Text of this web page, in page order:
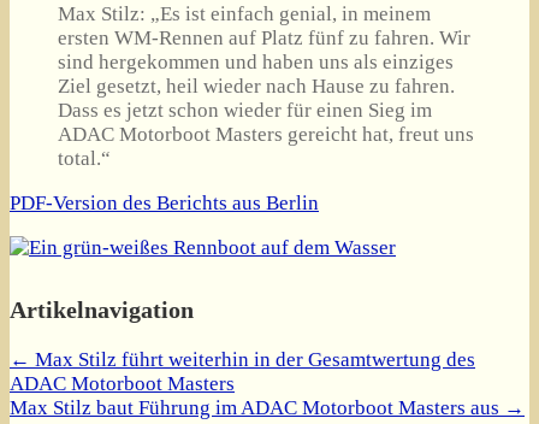
Max Stilz: „Es ist einfach genial, in meinem
ersten WM-Rennen auf Platz fünf zu fahren. Wir
sind hergekommen und haben uns als einziges
Ziel gesetzt, heil wieder nach Hause zu fahren.
Dass es jetzt schon wieder für einen Sieg im
ADAC Motorboot Masters gereicht hat, freut uns
total.“
PDF-Version des Berichts aus Berlin
Artikelnavigation
← Max Stilz führt weiterhin in der Gesamtwertung des
ADAC Motorboot Masters
Max Stilz baut Führung im ADAC Motorboot Masters aus →